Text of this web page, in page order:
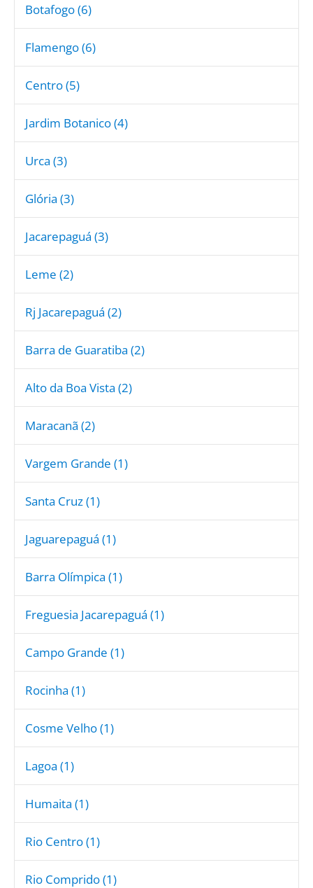
Botafogo (6)
Flamengo (6)
Centro (5)
Jardim Botanico (4)
Urca (3)
Glória (3)
Jacarepaguá (3)
Leme (2)
Rj Jacarepaguá (2)
Barra de Guaratiba (2)
Alto da Boa Vista (2)
Maracanã (2)
Vargem Grande (1)
Santa Cruz (1)
Jaguarepaguá (1)
Barra Olímpica (1)
Freguesia Jacarepaguá (1)
Campo Grande (1)
Rocinha (1)
Cosme Velho (1)
Lagoa (1)
Humaita (1)
Rio Centro (1)
Rio Comprido (1)